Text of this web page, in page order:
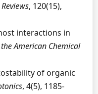
, 120(15),
interactions in
American Chemical
of organic
, 4(5), 1185-